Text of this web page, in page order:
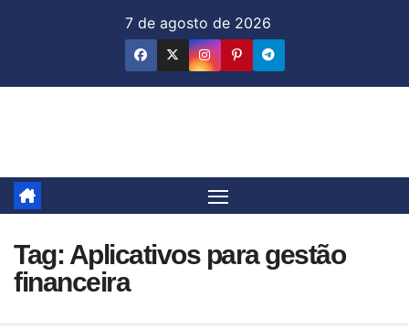
7 de agosto de 2026
Tag: Aplicativos para gestão
financeira